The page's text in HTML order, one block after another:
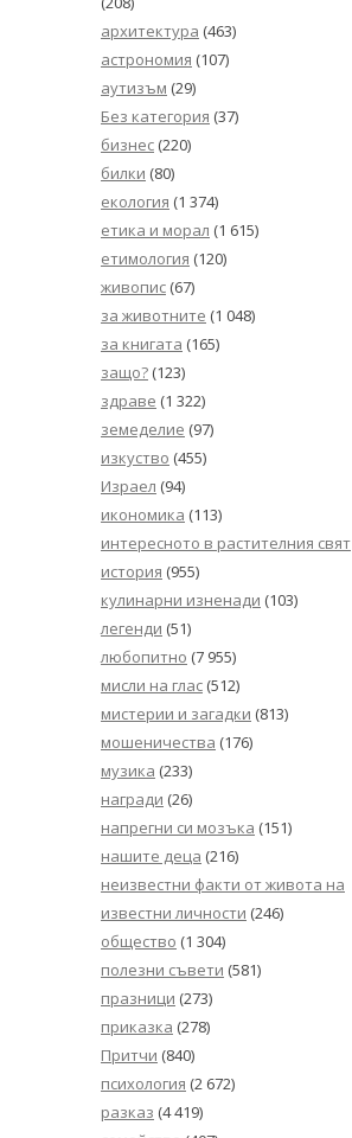
архитектура (463)
астрономия (107)
аутизъм (29)
Без категория (37)
бизнес (220)
билки (80)
екология (1 374)
етика и морал (1 615)
етимология (120)
живопис (67)
за животните (1 048)
за книгата (165)
защо? (123)
здраве (1 322)
земеделие (97)
изкуство (455)
Израел (94)
икономика (113)
интересното в растителния свят
история (955)
кулинарни изненади (103)
легенди (51)
любопитно (7 955)
мисли на глас (512)
мистерии и загадки (813)
мошеничества (176)
музика (233)
награди (26)
напрегни си мозъка (151)
нашите деца (216)
неизвестни факти от живота на
известни личности (246)
общество (1 304)
полезни съвети (581)
празници (273)
приказка (278)
Притчи (840)
психология (2 672)
разказ (4 419)